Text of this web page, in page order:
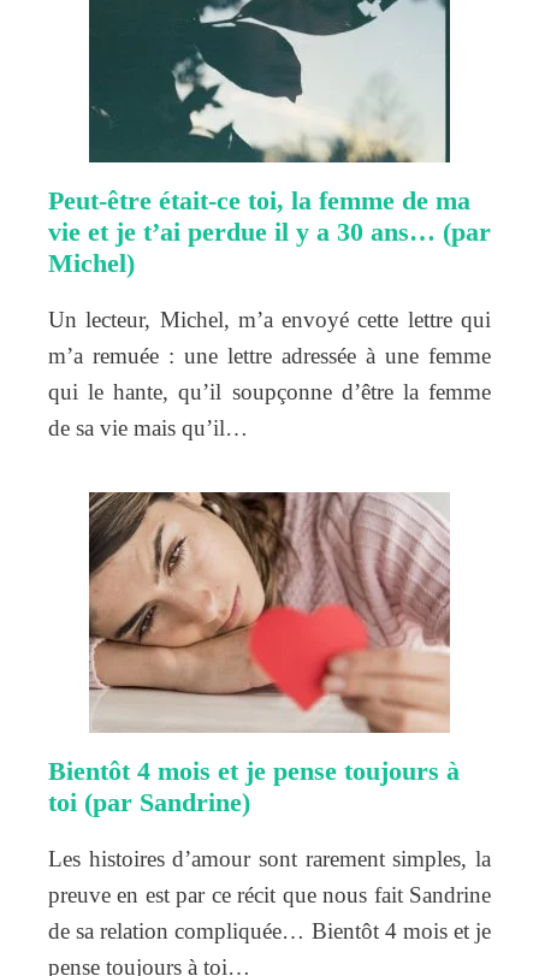
Peut-être était-ce toi, la femme de ma
vie et je t’ai perdue il y a 30 ans… (par
Michel)
Un lecteur, Michel, m’a envoyé cette lettre qui
m’a remuée : une lettre adressée à une femme
qui le hante, qu’il soupçonne d’être la femme
de sa vie mais qu’il…
Bientôt 4 mois et je pense toujours à
toi (par Sandrine)
Les histoires d’amour sont rarement simples, la
preuve en est par ce récit que nous fait Sandrine
de sa relation compliquée… Bientôt 4 mois et je
pense toujours à toi…